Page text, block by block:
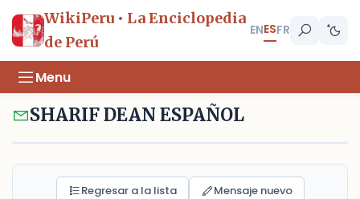
WikiPeru • La Enciclopedia
de Perú
ENESFR
Menu
SHARIF DEAN ESPAÑOL
Regresar a la lista
Mensaje nuevo